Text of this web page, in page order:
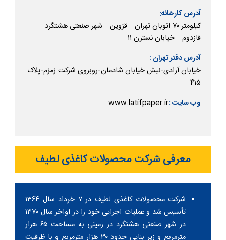
آدرس کارخانه:
کیلومتر ۷۰ اتوبان تهران – قزوین – شهر صنعتی هشتگرد –
فازدوم – خیابان نسترن ۱۱
آدرس دفتر تهران :
خیابان آزادی-نبش خیابان شادمان-روبروی شرکت زمزم-پلاک
۴۱۵
وب سایت :www.latifpaper.ir
معرفی شرکت محصولات کاغذی لطیف
شرکت محصولات کاغذی لطیف در ۷ خرداد سال ۱۳۶۴
تأسیس شد و عملیات اجرایی خود را در اواخر سال ۱۳۷۰
در شهر صنعتی هشتگرد در زمینی به مساحت ۶۵ هزار
مترمربع و زیر بنایی حدود ۳۰ هزار مترمربع و با ظرفیت